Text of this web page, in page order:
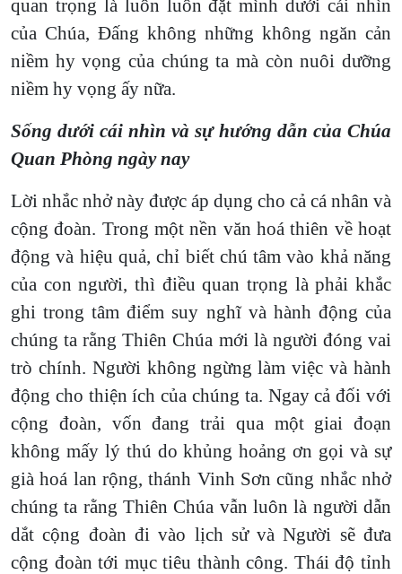
quan trọng là luôn luôn đặt mình dưới cái nhìn
của Chúa, Đấng không những không ngăn cản
niềm hy vọng của chúng ta mà còn nuôi dưỡng
niềm hy vọng ấy nữa.
Sống dưới cái nhìn và sự hướng dẫn của Chúa
Quan Phòng ngày nay
Lời nhắc nhở này được áp dụng cho cả cá nhân và
cộng đoàn. Trong một nền văn hoá thiên về hoạt
động và hiệu quả, chỉ biết chú tâm vào khả năng
của con người, thì điều quan trọng là phải khắc
ghi trong tâm điểm suy nghĩ và hành động của
chúng ta rằng Thiên Chúa mới là người đóng vai
trò chính. Người không ngừng làm việc và hành
động cho thiện ích của chúng ta. Ngay cả đối với
cộng đoàn, vốn đang trải qua một giai đoạn
không mấy lý thú do khủng hoảng ơn gọi và sự
già hoá lan rộng, thánh Vinh Sơn cũng nhắc nhở
chúng ta rằng Thiên Chúa vẫn luôn là người dẫn
dắt cộng đoàn đi vào lịch sử và Người sẽ đưa
cộng đoàn tới mục tiêu thành công. Thái độ tỉnh